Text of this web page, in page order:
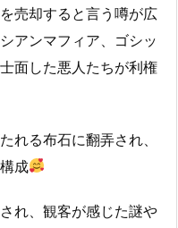
売却すると言う噂が広
アンマフィア、ゴシッ
面した悪人たちが利権
れる布石に翻弄され、
成
れ、観客が感じた謎や